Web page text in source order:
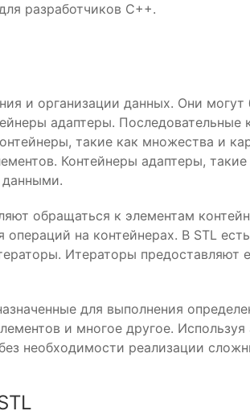
разработчиков C++.
и организации данных. Они
адаптеры.
такие как множества и
Контейнеры адаптеры,
данными.
обращаться к элементам
на контейнерах. В STL
Итераторы предоставляют
для выполнения
и многое другое.
необходимости реализации